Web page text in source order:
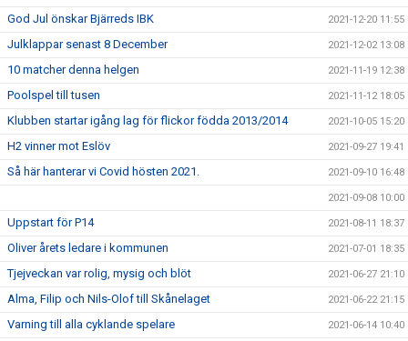
God Jul önskar Bjärreds IBK 2021-12-20 11:55
Julklappar senast 8 December 2021-12-02 13:08
10 matcher denna helgen 2021-11-19 12:38
Poolspel till tusen 2021-11-12 18:05
Klubben startar igång lag för flickor födda 2013/2014 2021-10-05 15:20
H2 vinner mot Eslöv 2021-09-27 19:41
Så här hanterar vi Covid hösten 2021. 2021-09-10 16:48
2021-09-08 10:00
Uppstart för P14 2021-08-11 18:37
Oliver årets ledare i kommunen 2021-07-01 18:35
Tjejveckan var rolig, mysig och blöt 2021-06-27 21:10
Alma, Filip och Nils-Olof till Skånelaget 2021-06-22 21:15
Varning till alla cyklande spelare 2021-06-14 10:40